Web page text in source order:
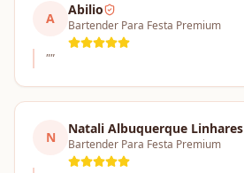
A
Abilio
Bartender Para Festa Premium
""
N
Natali Albuquerque Linhares
Bartender Para Festa Premium